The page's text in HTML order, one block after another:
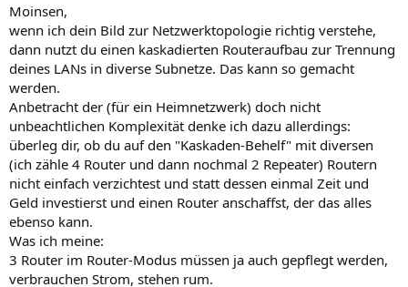
Moinsen,
wenn ich dein Bild zur Netzwerktopologie richtig verstehe,
dann nutzt du einen kaskadierten Routeraufbau zur Trennung
deines LANs in diverse Subnetze. Das kann so gemacht
werden.
Anbetracht der (für ein Heimnetzwerk) doch nicht
unbeachtlichen Komplexität denke ich dazu allerdings:
überleg dir, ob du auf den "Kaskaden-Behelf" mit diversen
(ich zähle 4 Router und dann nochmal 2 Repeater) Routern
nicht einfach verzichtest und statt dessen einmal Zeit und
Geld investierst und einen Router anschaffst, der das alles
ebenso kann.
Was ich meine:
3 Router im Router-Modus müssen ja auch gepflegt werden,
verbrauchen Strom, stehen rum.